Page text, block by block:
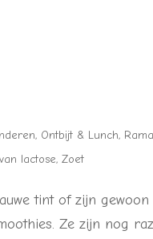
, Ontbijt & Lunch,
lactose,Zoet
tint of zijn gewoon
Ze zijn nog